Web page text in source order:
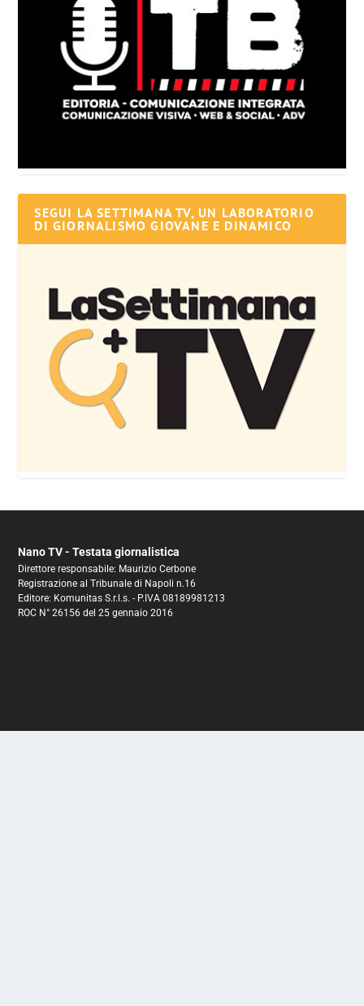
SEGUI LA SETTIMANA TV, UN LABORATORIO
DI GIORNALISMO GIOVANE E DINAMICO
Nano TV - Testata giornalistica
Direttore responsabile: Maurizio Cerbone
Registrazione al Tribunale di Napoli n.16
Editore: Komunitas S.r.l.s. - P.IVA 08189981213
ROC N° 26156 del 25 gennaio 2016